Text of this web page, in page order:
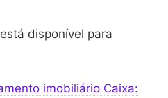
disponível para
imobiliário Caixa: